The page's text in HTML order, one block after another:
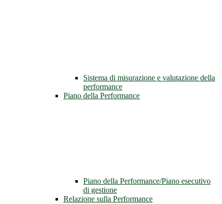
Sistema di misurazione e valutazione della
performance
Piano della Performance
Piano della Performance/Piano esecutivo
di gestione
Relazione sulla Performance